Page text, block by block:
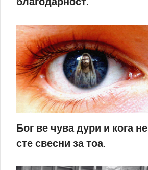
Бог ве чува дури и кога не
сте свесни за тоа.